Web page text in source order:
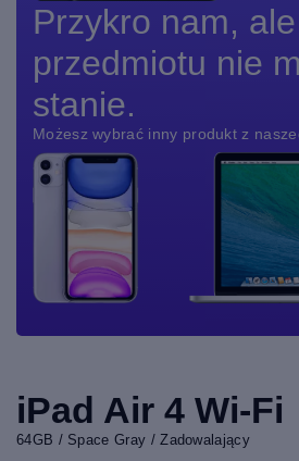
Przykro nam, ale
przedmiotu nie
stanie.
Możesz wybrać inny produkt z
iPad Air 4 Wi-Fi
64GB / Space Gray / Zadowalający